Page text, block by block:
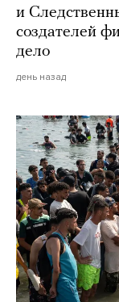
и
создателей
дело
день назад